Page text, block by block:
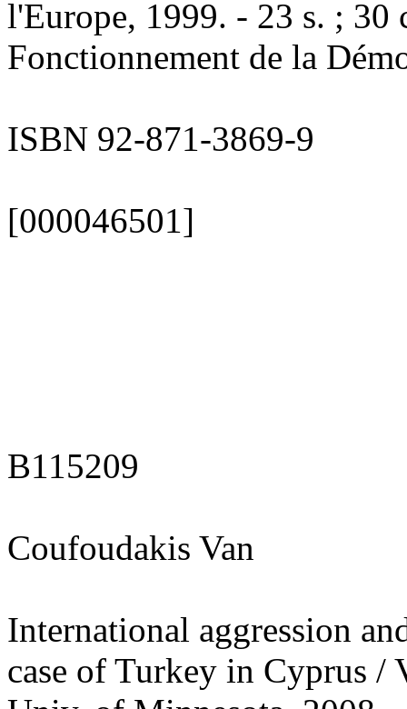
l'Europe, 1999. - 23 s. ; 30
Fonctionnement de la
ISBN 92-871-3869-9
[000046501]
B115209
Coufoudakis Van
International aggression
case of Turkey in Cyprus /